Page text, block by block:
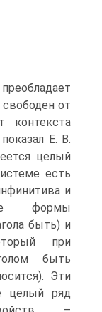
от
контекста
Е. В.
целый
есть
и
формы
быть) и
при
быть
Эти
целый ряд